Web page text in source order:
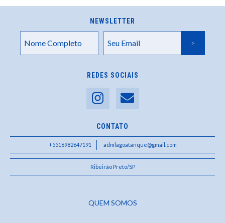
NEWSLETTER
REDES SOCIAIS
CONTATO
+5516982647191 admlagoatanque@gmail.com
Ribeirão Preto/SP
QUEM SOMOS